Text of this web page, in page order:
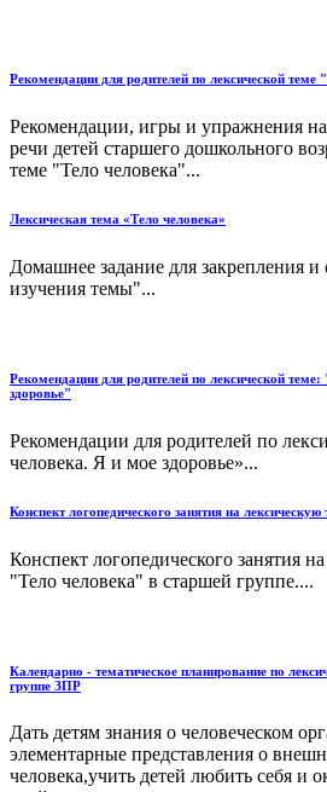
Рекомендации для родителей по лексической теме
Рекомендации, игры и упражнения
речи детей старшего дошкольного
теме "Тело человека"...
Лексическая тема «Тело человека»
Домашнее задание для закрепления и
изучения темы"...
Рекомендации для родителей по лексической
здоровье"
Рекомендации для родителей по
человека. Я и мое здоровье»...
Конспект логопедического занятия на
Конспект логопедического занятия
"Тело человека" в старшей группе....
Календарно - тематическое планирование по
группе ЗПР
Дать детям знания о человеческом
элементарные представления о
человека,учить детей любить себя и